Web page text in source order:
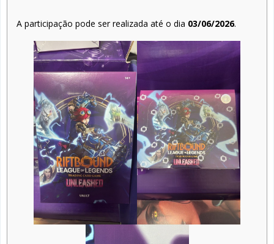
A participação pode ser realizada até o dia 03/06/2026.